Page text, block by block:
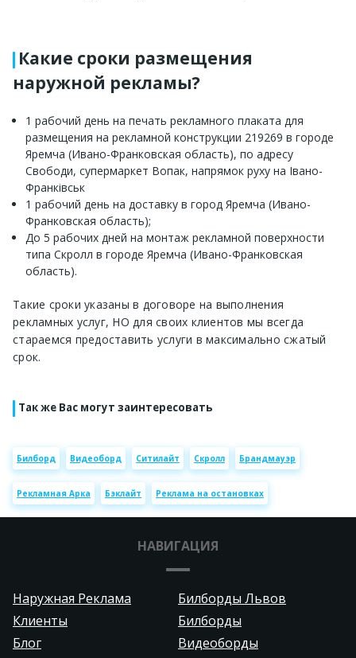
Какие сроки размещения
наружной рекламы?
1 рабочий день на печать рекламного плаката для
размещения на рекламной конструкции 219269 в городе
Яремча (Ивано-Франковская область), по адресу
Свободи, супермаркет Вопак, напрямок руху на Івано-
Франківськ
1 рабочий день на доставку в город Яремча (Ивано-
Франковская область);
До 5 рабочих дней на монтаж рекламной поверхности
типа Скролл в городе Яремча (Ивано-Франковская
область).
Такие сроки указаны в договоре на выполнения
рекламных услуг, НО для своих клиентов мы всегда
стараемся предоставить услуги в максимально сжатый
срок.
Так же Вас могут заинтересовать
Билборд Видеоборд Ситилайт Скролл Брандмауэр
Рекламная Арка Бэклайт Реклама на остановках
НАВИГАЦИЯ
Наружная Реклама
Билборды Львов
Клиенты
Билборды
Блог
Видеоборды